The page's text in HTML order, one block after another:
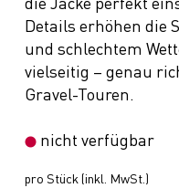
Details erhöhen die
und schlechtem
vielseitig – genau
Gravel-Touren.
nicht verfügbar
pro Stück (inkl. MwSt.)